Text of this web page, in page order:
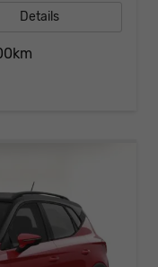
Details